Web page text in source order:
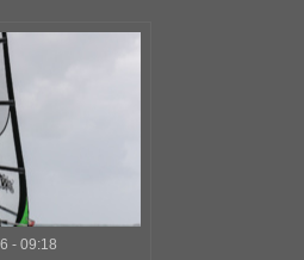
- 09:18